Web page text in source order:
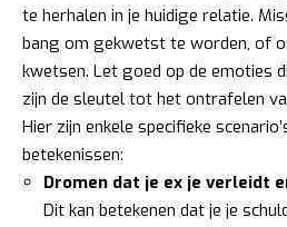
te herhalen in je huidige relatie.
bang om gekwetst te worden, of
kwetsen. Let goed op de emoties
zijn de sleutel tot het ontrafelen
Hier zijn enkele specifieke
betekenissen:
Dromen dat je ex je verleidt
Dit kan betekenen dat je je